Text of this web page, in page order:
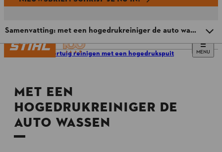
MENU
Een voertuig reinigen met een hogedrukspuit
MET EEN
HOGEDRUKREINIGER DE
AUTO WASSEN
Samenvatting: met een hogedrukreiniger de auto wassen
Tips voor het wassen van een auto met een
hogedrukreiniger
Met de hogedrukspuit je auto wassen: stapsgewijze
instructies